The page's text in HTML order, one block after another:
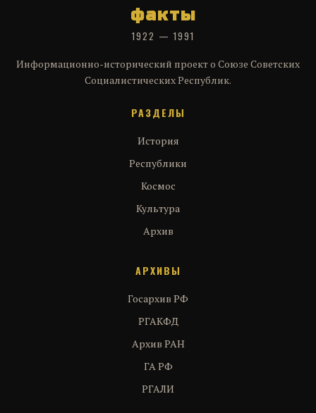
факты
1922 — 1991
Информационно-исторический проект о Союзе Советских
Социалистических Республик.
РАЗДЕЛЫ
История
Республики
Космос
Культура
Архив
АРХИВЫ
Госархив РФ
РГАКФД
Архив РАН
ГА РФ
РГАЛИ